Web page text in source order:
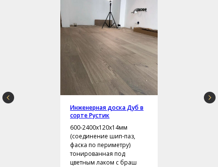
Инженерная доска Дуб в
сорте Рустик
600-2400х120х14мм
(соединение шип-паз,
фаска по периметру)
тонированная под
цветным лаком с браш